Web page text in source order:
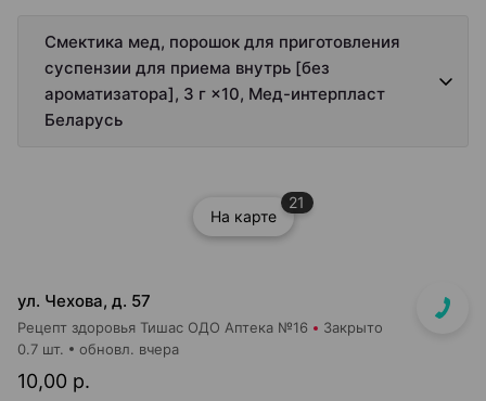
Смектика мед, порошок для приготовления
суспензии для приема внутрь [без
ароматизатора], 3 г ×10, Мед-интерпласт
Беларусь
На карте
21
ул. Чехова, д. 57
Рецепт здоровья Тишас ОДО Аптека №16 Закрыто
10,00 р.
0.7 шт. обновл. вчера